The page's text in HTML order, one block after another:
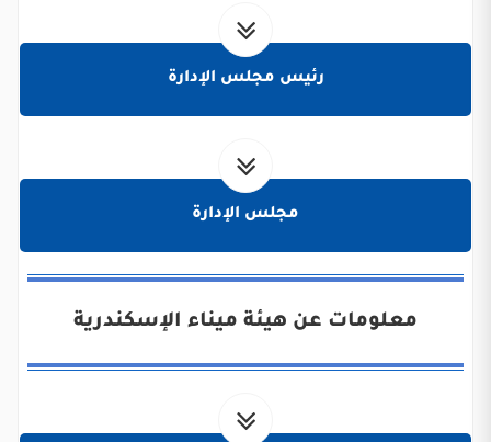
رئيس مجلس الإدارة
مجلس الإدارة
معلومات عن هيئة ميناء الإسكندرية